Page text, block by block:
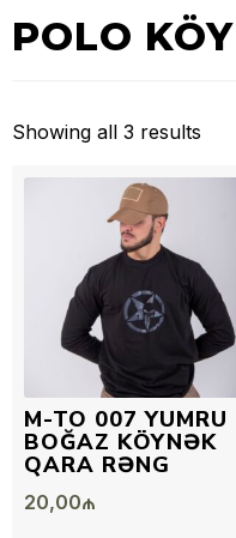
POLO
Showing all 3 results
M-TO 007 YUMRU
BOĞAZ KÖYNƏK
QARA RƏNG
20,00₼